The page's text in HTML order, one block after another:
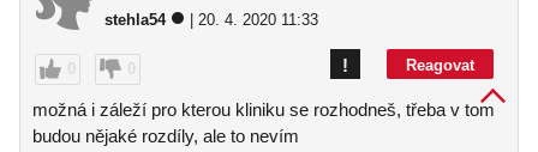
stehla54 | 20. 4. 2020 11:33
0 0 Reagovat
!
možná i záleží pro kterou kliniku se rozhodneš, třeba v tom
budou nějaké rozdíly, ale to nevím